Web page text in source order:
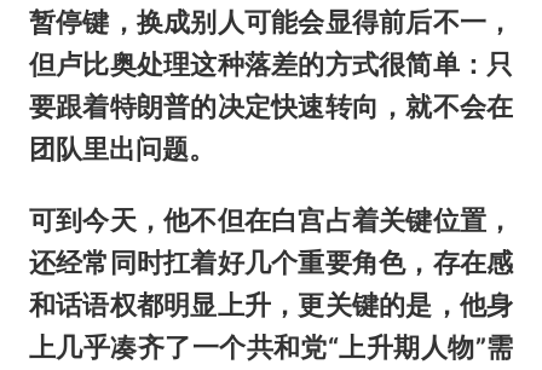
暂停键，换成别人可能会显得前后不一，
但卢比奥处理这种落差的方式很简单：只
要跟着特朗普的决定快速转向，就不会在
团队里出问题。
可到今天，他不但在白宫占着关键位置，
还经常同时扛着好几个重要角色，存在感
和话语权都明显上升，更关键的是，他身
上几乎凑齐了一个共和党“上升期人物”需